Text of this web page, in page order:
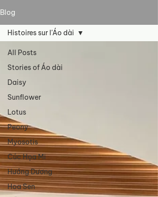
Blog
All Posts
Stories of Áo dài
Daisy
Sunflower
Lotus
Peony
Myosotis
Cúc Họa Mi
Hướng Dương
Hoa Sen
Histoires sur l'Áo dài